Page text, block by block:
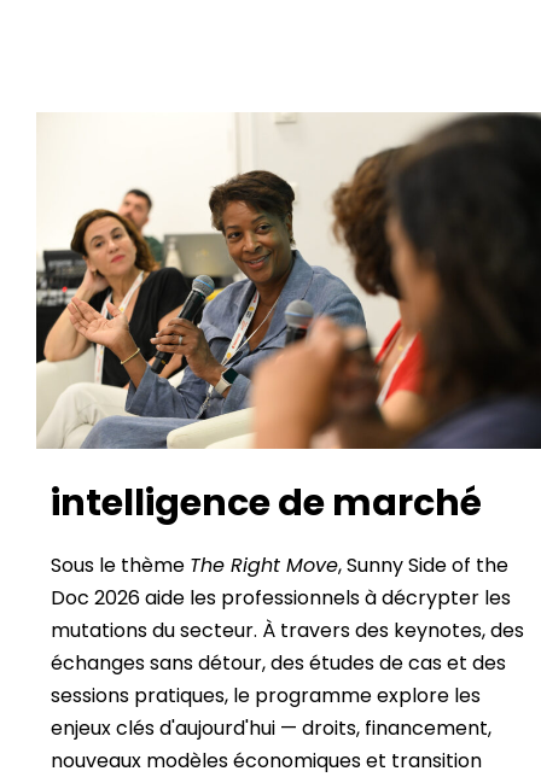
intelligence de marché
Sous le thème The Right Move, Sunny Side of the
Doc 2026 aide les professionnels à décrypter les
mutations du secteur. À travers des keynotes, des
échanges sans détour, des études de cas et des
sessions pratiques, le programme explore les
enjeux clés d'aujourd'hui — droits, financement,
nouveaux modèles économiques et transition